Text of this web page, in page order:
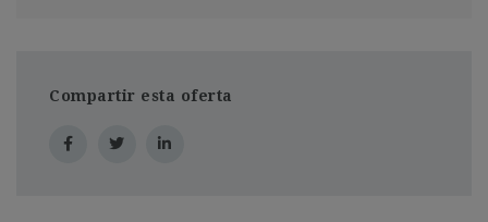
Compartir esta oferta